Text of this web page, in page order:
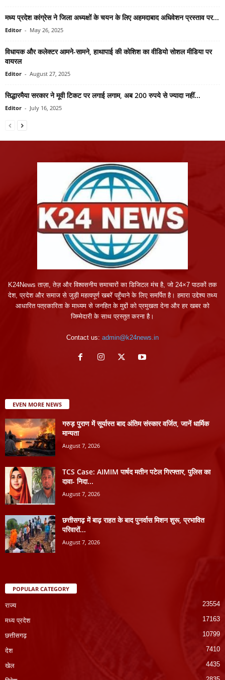
मध्य प्रदेश कांग्रेस ने जिला अध्यक्षों के चयन के लिए अहमदाबाद अधिवेशन प्रस्ताव पर...
Editor - May 26, 2025
विधायक और कलेक्टर आमने-सामने, हाथापाई की कोशिश का वीडियो सोशल मीडिया पर
वायरल
Editor - August 27, 2025
सिद्धारमैया सरकार ने मूवी टिकट पर लगाई लगाम, अब 200 रुपये से ज्यादा नहीं...
Editor - July 16, 2025
K24News ताज़ा, तेज़ और विश्वसनीय समाचारों का डिजिटल मंच है, जो 24×7 पाठकों तक
देश, प्रदेश और समाज से जुड़ी महत्वपूर्ण खबरें पहुँचाने के लिए समर्पित है। हमारा उद्देश्य तथ्य
आधारित पत्रकारिता के माध्यम से जनहित के मुद्दों को प्रमुखता देना और हर खबर को
जिम्मेदारी के साथ प्रस्तुत करना है।
Contact us: admin@k24news.in
EVEN MORE NEWS
गरुड़ पुराण में सूर्यास्त बाद अंतिम संस्कार वर्जित, जानें धार्मिक
मान्यता
August 7, 2026
TCS Case: AIMIM पार्षद मतीन पटेल गिरफ्तार, पुलिस का
दावा- निदा...
August 7, 2026
छत्तीसगढ़ में बाढ़ राहत के बाद पुनर्वास मिशन शुरू, प्रभावित
परिवारों...
August 7, 2026
POPULAR CATEGORY
राज्य 23554
मध्य प्रदेश 17163
छत्तीसगढ़ 10799
देश 7410
खेल 4435